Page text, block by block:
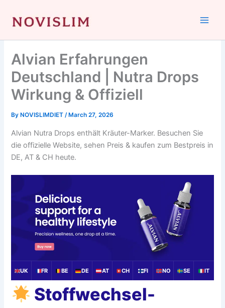
content
Alvian Erfahrungen
Deutschland | Nutra Drops
Wirkung & Offiziell
By NOVISLIMDIET/ March 27, 2026
Alvian Nutra Drops enthält Kräuter-Marker. Besuchen Sie
die offizielle Website, sehen Preis & kaufen zum Bestpreis in
DE, AT & CH heute.
UK FR BE DE AT CH FI NO SE IT
Stoffwechsel-